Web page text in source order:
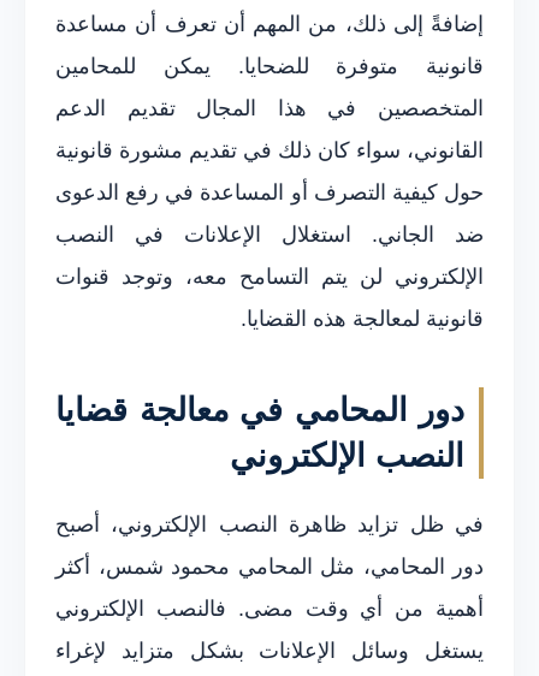
إضافةً إلى ذلك، من المهم أن تعرف أن مساعدة
قانونية متوفرة للضحايا. يمكن للمحامين
المتخصصين في هذا المجال تقديم الدعم
القانوني، سواء كان ذلك في تقديم مشورة قانونية
حول كيفية التصرف أو المساعدة في رفع الدعوى
ضد الجاني. استغلال الإعلانات في النصب
الإلكتروني لن يتم التسامح معه، وتوجد قنوات
قانونية لمعالجة هذه القضايا.
دور المحامي في معالجة قضايا
النصب الإلكتروني
في ظل تزايد ظاهرة النصب الإلكتروني، أصبح
دور المحامي، مثل المحامي محمود شمس، أكثر
أهمية من أي وقت مضى. فالنصب الإلكتروني
يستغل وسائل الإعلانات بشكل متزايد لإغراء